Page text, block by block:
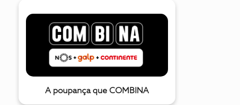
A poupança que COMBINA